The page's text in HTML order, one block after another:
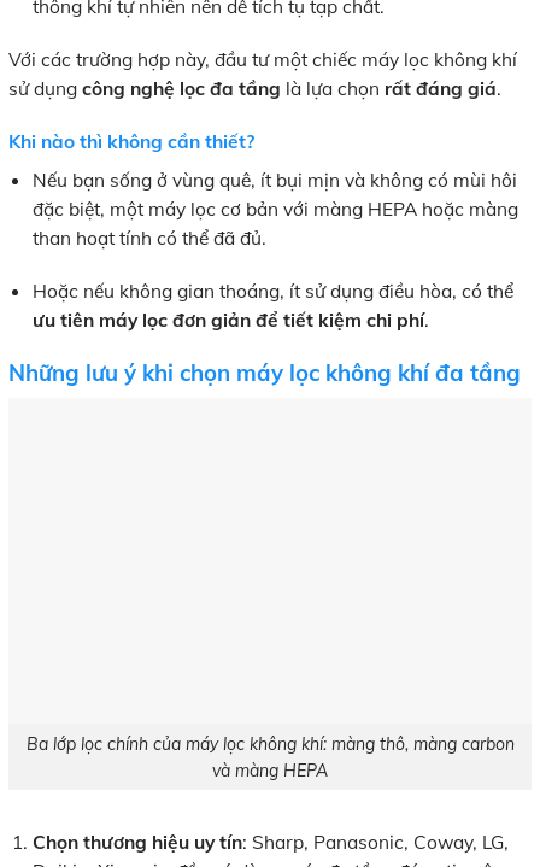
thông khí tự nhiên nên dễ tích tụ tạp chất.
Với các trường hợp này, đầu tư một chiếc máy lọc không khí
sử dụng công nghệ lọc đa tầng là lựa chọn rất đáng giá.
Khi nào thì không cần thiết?
Nếu bạn sống ở vùng quê, ít bụi mịn và không có mùi hôi
đặc biệt, một máy lọc cơ bản với màng HEPA hoặc màng
than hoạt tính có thể đã đủ.
Hoặc nếu không gian thoáng, ít sử dụng điều hòa, có thể
ưu tiên máy lọc đơn giản để tiết kiệm chi phí.
Những lưu ý khi chọn máy lọc không khí đa tầng
Ba lớp lọc chính của máy lọc không khí: màng thô, màng carbon
và màng HEPA
Chọn thương hiệu uy tín: Sharp, Panasonic, Coway, LG,